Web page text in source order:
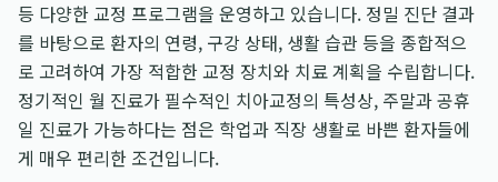
등 다양한 교정 프로그램을 운영하고 있습니다. 정밀 진단 결과
를 바탕으로 환자의 연령, 구강 상태, 생활 습관 등을 종합적으
로 고려하여 가장 적합한 교정 장치와 치료 계획을 수립합니다.
정기적인 월 진료가 필수적인 치아교정의 특성상, 주말과 공휴
일 진료가 가능하다는 점은 학업과 직장 생활로 바쁜 환자들에
게 매우 편리한 조건입니다.